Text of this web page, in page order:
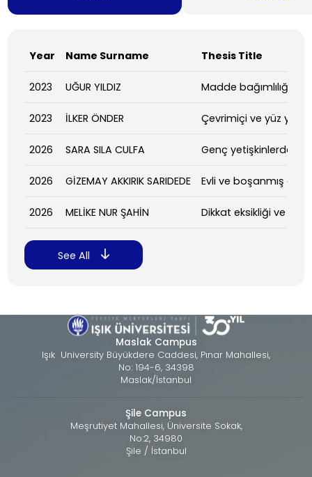
Year Name Surname Thesis Title
2023 UĞUR YILDIZ Madde bağımlılığı
2023 İLKER ÖNDER Çevrimiçi ve yüz
2026 SARA SILA CULFA Genç yetişkinlerde
2026 GİZEMAY AKKIRIK SARIDEDE Evli ve boşanmış
2026 MELİKE NUR ŞAHİN Dikkat eksikliği ve
See All
Maslak Campus
Işık University Büyükdere Caddesi, Pınar Mahallesi,
No: 194-6, 34398
Maslak/İstanbul
Şile Campus
Meşrutiyet Mahallesi, Üniversite Sokak,
No:2, 34980
Şile / İstanbul